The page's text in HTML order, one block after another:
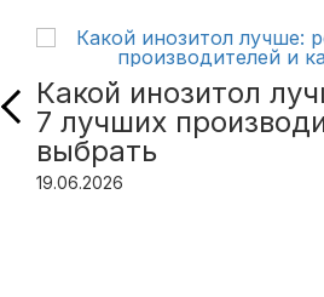
Какой инозитол
7 лучших
выбрать
19.06.2026